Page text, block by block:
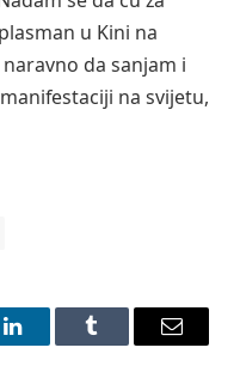
u Kini na
da sanjam i
na svijetu,
LinkedInTumblr Email